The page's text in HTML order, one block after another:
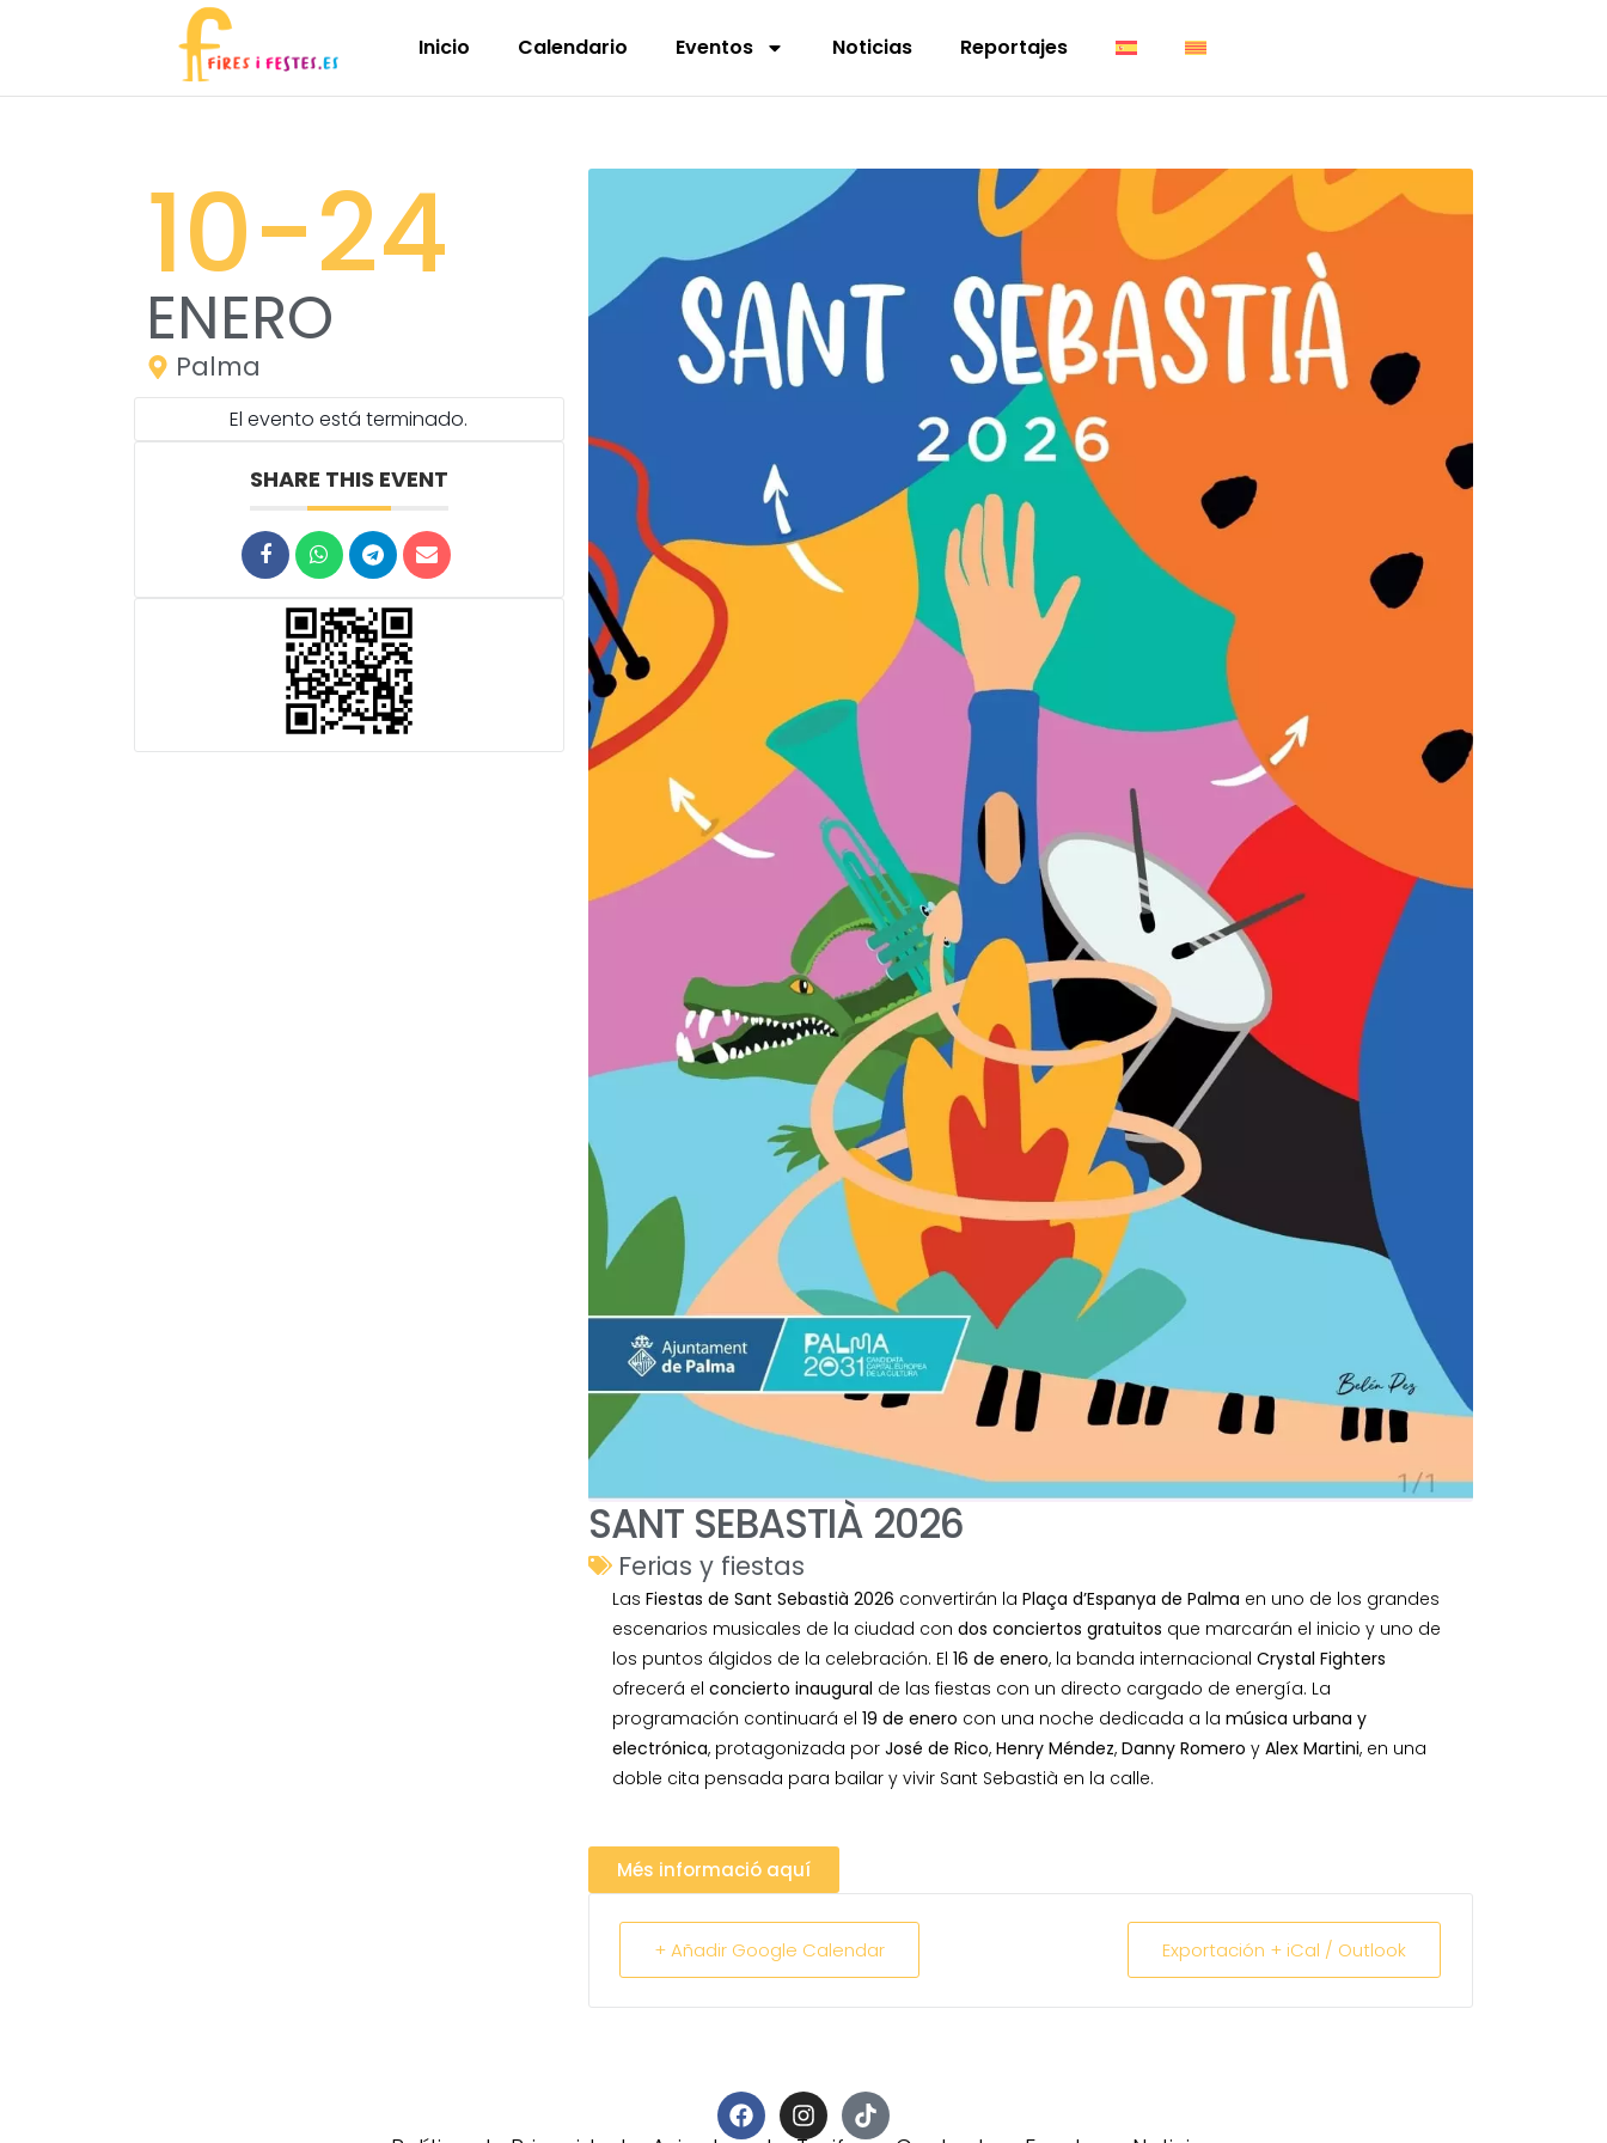
Inicio Calendario Eventos Noticias Reportajes
10-24
ENERO
Palma
El evento está terminado.
SHARE THIS EVENT
SANT SEBASTIÀ 2026
Ferias y fiestas
Las Fiestas de Sant Sebastià 2026 convertirán la Plaça d’Espanya de Palma en uno de los grandes
escenarios musicales de la ciudad con dos conciertos gratuitos que marcarán el inicio y uno de
los puntos álgidos de la celebración. El 16 de enero, la banda internacional Crystal Fighters
ofrecerá el concierto inaugural de las fiestas con un directo cargado de energía. La
programación continuará el 19 de enero con una noche dedicada a la música urbana y
electrónica, protagonizada por José de Rico, Henry Méndez, Danny Romero y Alex Martini, en una
doble cita pensada para bailar y vivir Sant Sebastià en la calle.
Més informació aquí
+ Añadir Google Calendar Exportación + iCal / Outlook